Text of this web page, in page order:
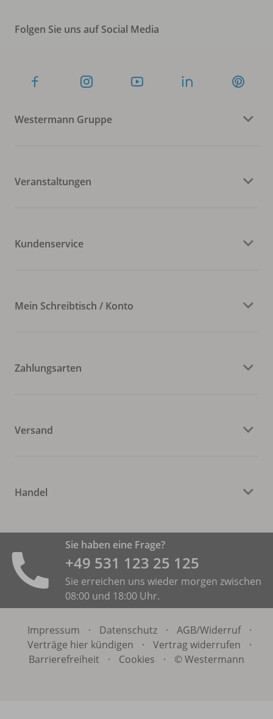
Folgen Sie uns auf Social Media
Westermann Gruppe
Veranstaltungen
Kundenservice
Mein Schreibtisch / Konto
Zahlungsarten
Versand
Handel
Sie haben eine Frage?
+49 531 ­123 25 125
Sie erreichen uns wieder morgen zwischen
08:00 und 18:00 Uhr.
Impressum · Datenschutz · AGB/Widerruf
·
Verträge hier kündigen
· Vertrag widerrufen
·
Barrierefreiheit
· Cookies · © Westermann